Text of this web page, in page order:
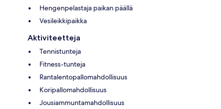
Hengenpelastaja paikan päällä
Vesileikkipaikka
Aktiviteetteja
Tennistunteja
Fitness-tunteja
Rantalentopallomahdollisuus
Koripallomahdollisuus
Jousiammuntamahdollisuus